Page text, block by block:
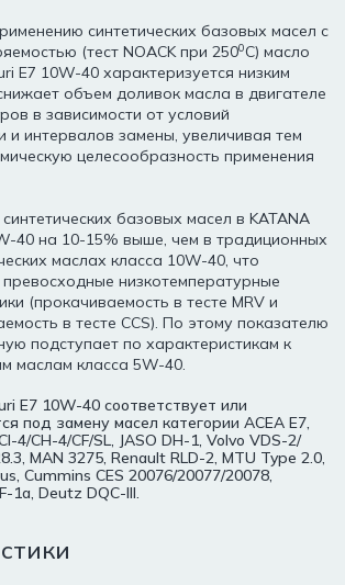
синтетических базовых масел с
(тест NOACK при 2500С) масло
E7 10W-40 характеризуется низким
объем доливок масла в двигателе
в зависимости от условий
и интервалов замены, увеличивая тем
целесообразность применения
базовых масел в KATANA
40 на 10-15% выше, чем в традиционных
маслах класса 10W-40, что
низкотемпературные
(прокачиваемость в тесте MRV и
в тесте CCS). По этому показателю
подступает по характеристикам к
маслам класса 5W-40.
E7 10W-40 соответствует или
под замену масел категории ACEA E7,
4/CH-4/CF/SL, JASO DH-1, Volvo VDS-2/
MAN 3275, Renault RLD-2, MTU Type 2.0,
Cummins CES 20076/20077/20078,
1a, Deutz DQC-III.